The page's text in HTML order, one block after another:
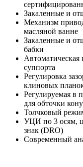
Закаленные и
Механизм
масляной ванне
Закаленные и
бабки
Автоматическая
суппорта
Регулировка
клиновых
Регулируемая в
для обточки
Толчковый
УЦИ по 3 осям,
знак (DRO)
Современный